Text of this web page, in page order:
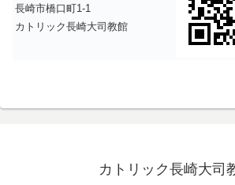
長崎市橋口町1-1
カトリック長崎大司教館
カトリック長崎大司